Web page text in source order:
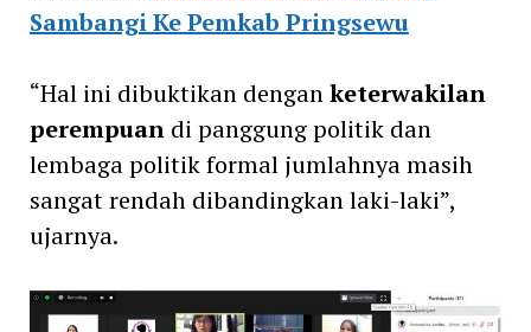
Sambangi Ke Pemkab Pringsewu
“Hal ini dibuktikan denganketerwakilan
perempuandi panggung politik dan
lembaga politik formal jumlahnya masih
sangat rendah dibandingkan laki-laki”,
ujarnya.